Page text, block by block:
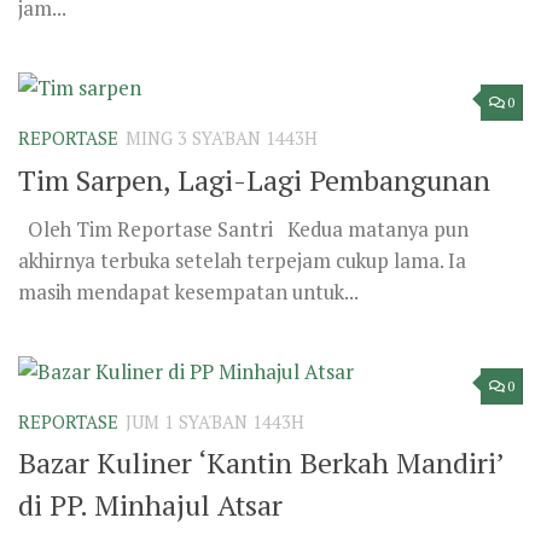
jam...
0
REPORTASE MING 3 SYA'BAN 1443H
Tim Sarpen, Lagi-Lagi Pembangunan
Oleh Tim Reportase Santri Kedua matanya pun
akhirnya terbuka setelah terpejam cukup lama. Ia
masih mendapat kesempatan untuk...
0
REPORTASE JUM 1 SYA'BAN 1443H
Bazar Kuliner ‘Kantin Berkah Mandiri’
di PP. Minhajul Atsar